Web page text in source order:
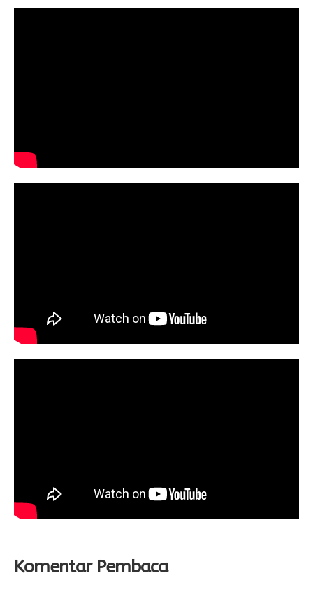
Komentar Pembaca